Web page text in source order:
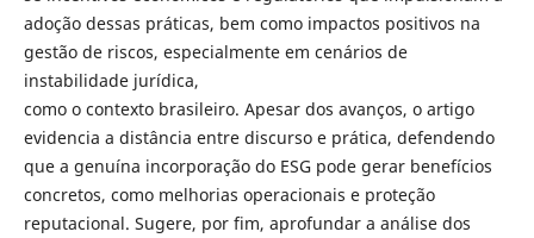
adoção dessas práticas, bem como impactos positivos na
gestão de riscos, especialmente em cenários de
instabilidade jurídica,
como o contexto brasileiro. Apesar dos avanços, o artigo
evidencia a distância entre discurso e prática, defendendo
que a genuína incorporação do ESG pode gerar benefícios
concretos, como melhorias operacionais e proteção
reputacional. Sugere, por fim, aprofundar a análise dos